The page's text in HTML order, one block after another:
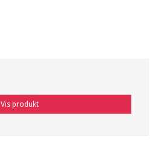
Vis produkt